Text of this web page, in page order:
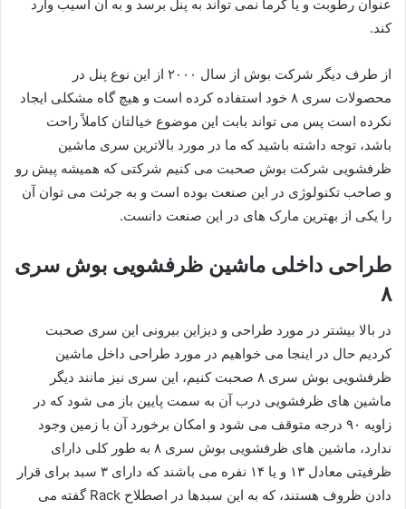
عنوان رطوبت و یا گرما نمی تواند به پنل برسد و به آن آسیب وارد
کند.
از طرف دیگر شرکت بوش از سال ۲۰۰۰ از این نوع پنل در
محصولات سری ۸ خود استفاده کرده است و هیچ گاه مشکلی ایجاد
نکرده است پس می تواند بابت این موضوع خیالتان کاملاً راحت
باشد، توجه داشته باشید که ما در مورد بالاترین سری ماشین
ظرفشویی شرکت بوش صحبت می کنیم شرکتی که همیشه پیش رو
و صاحب تکنولوژی در این صنعت بوده است و به جرئت می توان آن
را یکی از بهترین مارک های در این صنعت دانست.
طراحی داخلی ماشین‌ ظرفشویی بوش سری
۸
در بالا بیشتر در مورد طراحی و دیزاین بیرونی این سری صحبت
کردیم حال در اینجا می خواهیم در مورد طراحی داخل ماشین‌
ظرفشویی بوش سری ۸ صحبت کنیم، این سری نیز مانند دیگر
ماشین های ظرفشویی درب آن به سمت پایین باز می شود که در
زاویه ۹۰ درجه متوقف می شود و امکان برخورد آن با زمین وجود
ندارد، ماشین‌ های ظرفشویی بوش سری ۸ به طور کلی دارای
ظرفیتی معادل ۱۳ و یا ۱۴ نفره می باشند که دارای ۳ سبد برای قرار
دادن ظروف هستند، که به این سبدها در اصطلاح Rack گفته می